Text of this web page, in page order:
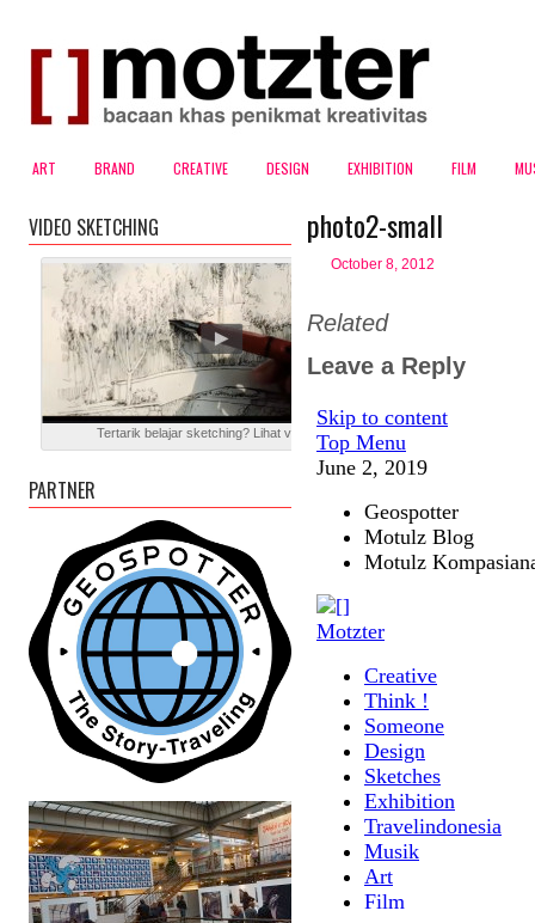
ART BRAND CREATIVE DESIGN EXHIBITION FILM
photo2-small
October 8, 2012
Related
Leave a Reply
VIDEO SKETCHING
Tertarik belajar sketching? Lihat video blog ini
PARTNER